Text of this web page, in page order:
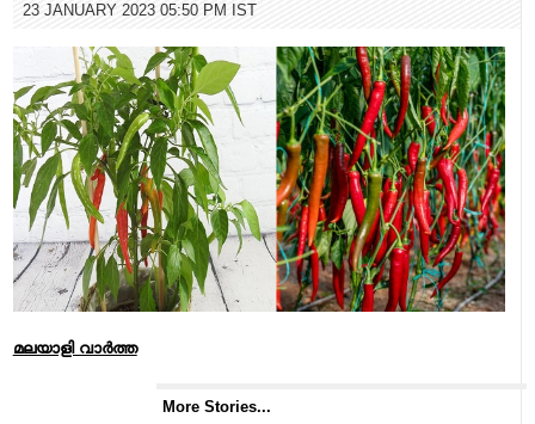
23 JANUARY 2023 05:50 PM IST
മലയാളി വാര്‍ത്ത
More Stories...